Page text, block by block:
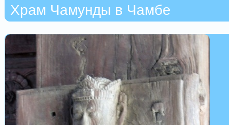
Храм Чамунды в Чамбе